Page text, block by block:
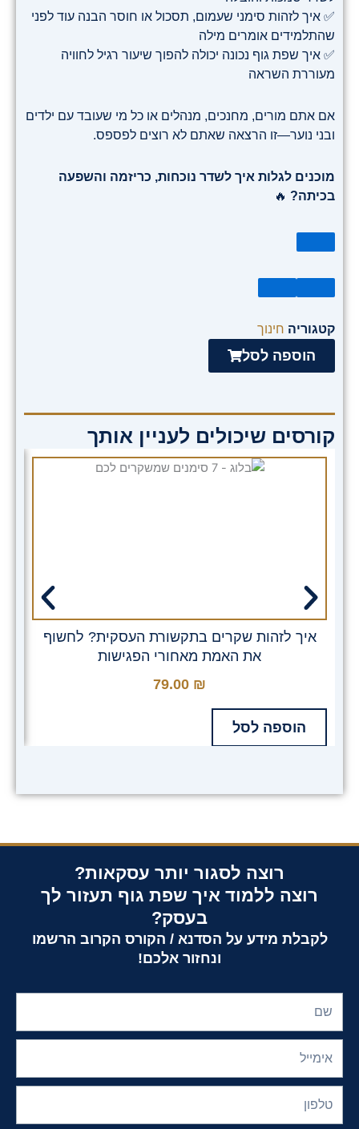
✅ איך לזהות סימני שעמום, תסכול או חוסר הבנה עוד לפני
שהתלמידים אומרים מילה
✅ איך שפת גוף נכונה יכולה להפוך שיעור רגיל לחוויה
מעוררת השראה
אם אתם מורים, מחנכים, מנהלים או כל מי שעובד עם ילדים
ובני נוער—זו הרצאה שאתם לא רוצים לפספס.
מוכנים לגלות איך לשדר נוכחות, כריזמה והשפעה
בכיתה? 🔥
קטגוריה חינוך
הוספה לסל
קורסים שיכולים לעניין אותך
איך לזהות שקרים בתקשורת העסקית? לחשוף
את האמת מאחורי הפגישות
79.00 ₪
הוספה לסל
רוצה לסגור יותר עסקאות?
רוצה ללמוד איך שפת גוף תעזור לך
בעסק?
לקבלת מידע על הסדנא / הקורס הקרוב הרשמו
ונחזור אלכם!